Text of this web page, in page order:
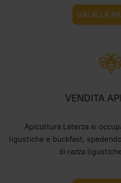
VAI ALLA
VENDITA
Apicoltura Laterza si
ligustiche e buckfast,
di razza